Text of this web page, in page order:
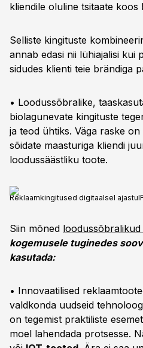
kliendile oluline tsitaate koos
Selliste kingituste
annab edasi nii lühiajalisi kui
sidudes klienti teie brändiga
• Loodussõbralike,
biolagunevate kingituste
ja teod ühtiks. Väga raske
sõidate maasturiga kliendi
loodussäästliku toote.
Reklaamkingitused digitaalsel ajastul
Siin mõned
kogemusele tuginedes
kasutada:
• Innovaatilised
valdkonda uudseid
on tegemist praktiliste
moel lahendada protsesse.